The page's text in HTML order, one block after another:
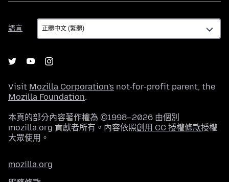
語言
語
言
Visit Mozilla Corporation's not-for-profit parent, the
Mozilla Foundation.
本頁的部分內容著作權為 ©1998–2026 由個別
mozilla.org 貢獻者所有。內容依照創用 CC 授權條款授權
大眾使用。
mozilla.org